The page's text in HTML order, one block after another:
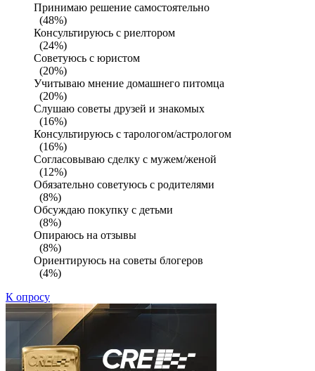
Принимаю решение самостоятельно
(48%)
Консультируюсь с риелтором
(24%)
Советуюсь с юристом
(20%)
Учитываю мнение домашнего питомца
(20%)
Слушаю советы друзей и знакомых
(16%)
Консультируюсь с тарологом/астрологом
(16%)
Согласовываю сделку с мужем/женой
(12%)
Обязательно советуюсь с родителями
(8%)
Обсуждаю покупку с детьми
(8%)
Опираюсь на отзывы
(8%)
Ориентируюсь на советы блогеров
(4%)
К опросу